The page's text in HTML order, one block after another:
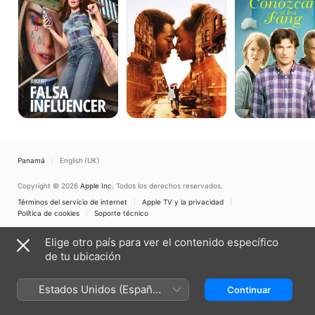
Hablara
Fang
Panamá English (UK)
Copyright © 2026 Apple Inc. Todos los derechos reservados.
Términos del servicio de internet
Apple TV y la privacidad
Política de cookies
Soporte técnico
Elige otro país para ver el contenido específico
de tu ubicación
Estados Unidos (Español
México)
Continuar